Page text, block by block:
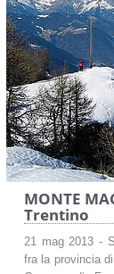
MONTE
Trentino
21 mag 2013 -
fra la provincia